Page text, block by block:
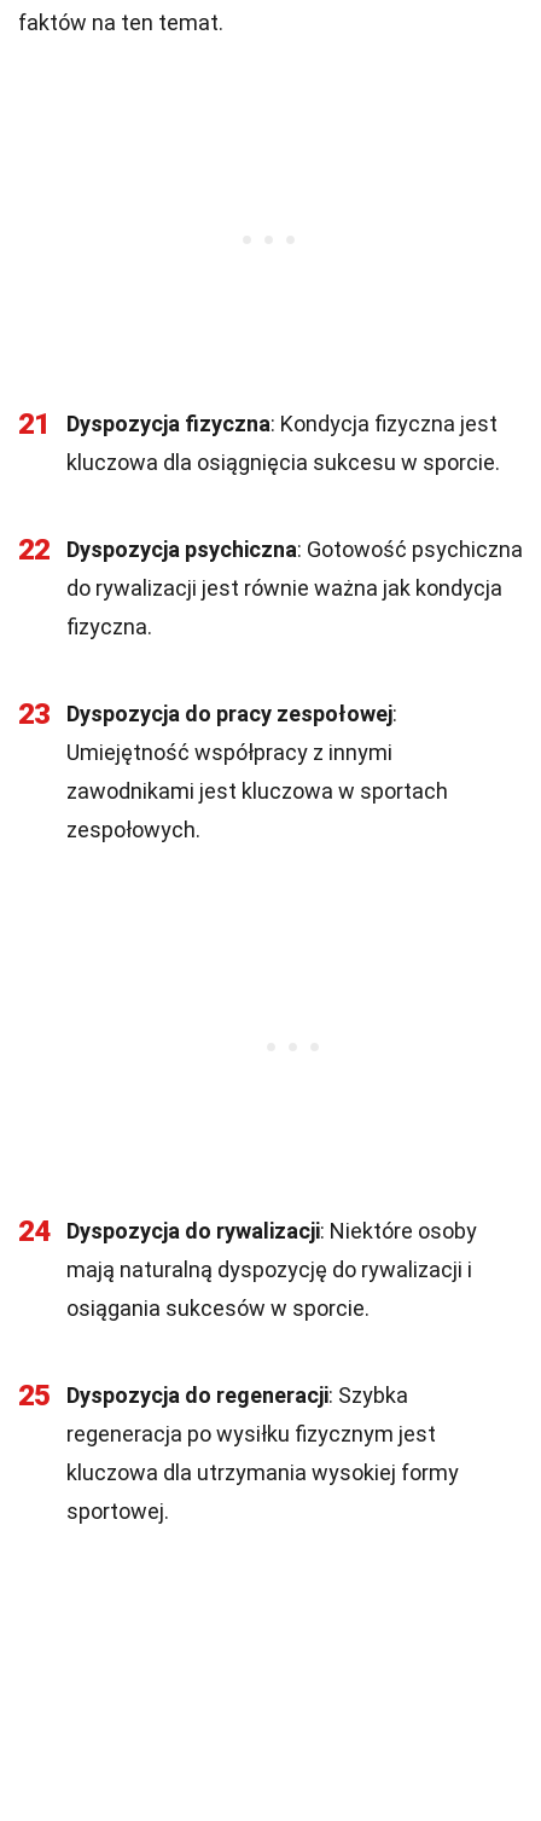
faktów na ten temat.
21 Dyspozycja fizyczna: Kondycja fizyczna jest
kluczowa dla osiągnięcia sukcesu w sporcie.
22 Dyspozycja psychiczna: Gotowość psychiczna
do rywalizacji jest równie ważna jak kondycja
fizyczna.
23 Dyspozycja do pracy zespołowej:
Umiejętność współpracy z innymi
zawodnikami jest kluczowa w sportach
zespołowych.
24 Dyspozycja do rywalizacji: Niektóre osoby
mają naturalną dyspozycję do rywalizacji i
osiągania sukcesów w sporcie.
25 Dyspozycja do regeneracji: Szybka
regeneracja po wysiłku fizycznym jest
kluczowa dla utrzymania wysokiej formy
sportowej.